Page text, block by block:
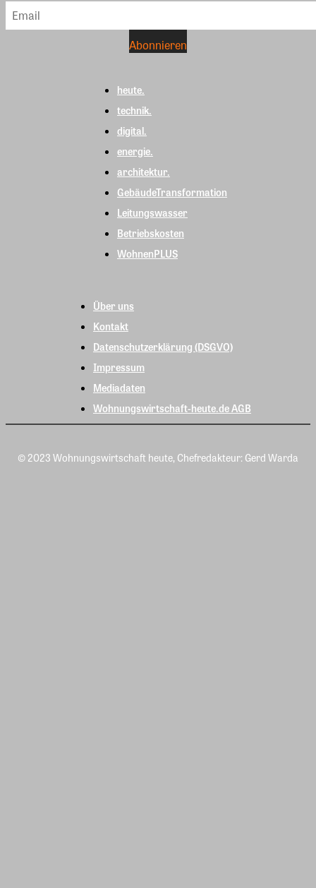
heute.
technik.
digital.
energie.
architektur.
GebäudeTransformation
Leitungswasser
Betriebskosten
WohnenPLUS
Über uns
Kontakt
Datenschutzerklärung (DSGVO)
Impressum
Mediadaten
Wohnungswirtschaft-heute.de AGB
© 2023 Wohnungswirtschaft heute, Chefredakteur: Gerd Warda